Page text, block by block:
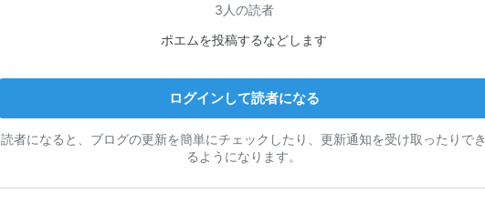
3人の読者
ポエムを投稿するなどします
ログインして読者になる
読者になると、ブログの更新を簡単にチェックしたり、更新通知を受け取ったりでき
るようになります。